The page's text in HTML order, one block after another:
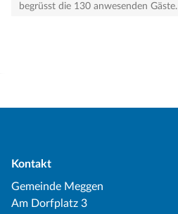
begrüsst die 130 anwesenden Gäste.
Kontakt
Gemeinde Meggen
Am Dorfplatz 3